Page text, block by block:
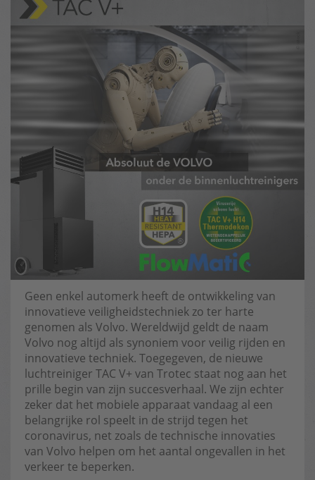
Geen enkel automerk heeft de ontwikkeling van
innovatieve veiligheidstechniek zo ter harte
genomen als Volvo. Wereldwijd geldt de naam
Volvo nog altijd als synoniem voor veilig rijden en
innovatieve techniek. Toegegeven, de nieuwe
luchtreiniger TAC V+ van Trotec staat nog aan het
prille begin van zijn succesverhaal. We zijn echter
zeker dat het mobiele apparaat vandaag al een
belangrijke rol speelt in de strijd tegen het
coronavirus, net zoals de technische innovaties
van Volvo helpen om het aantal ongevallen in het
verkeer te beperken.